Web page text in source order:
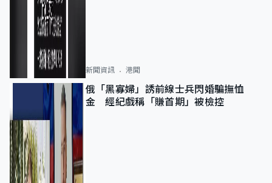
新聞資訊 港聞
俄「黑寡婦」誘前線士兵閃婚騙撫恤
金 經紀戲稱「賺首期」被檢控